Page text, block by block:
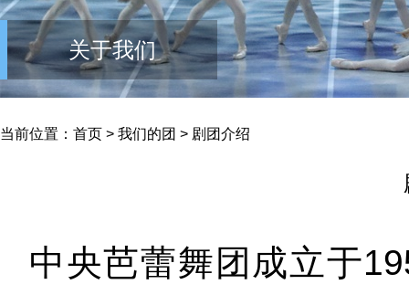
关于我们
当前位置： 首页 > 我们的团 > 剧团介绍
中央芭蕾舞团成立于